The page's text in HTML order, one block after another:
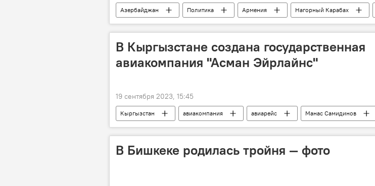
Азербайджан Политика Армения Нагорный Карабах
В Кыргызстане создана государственная
авиакомпания "Асман Эйрлайнс"
19 сентября 2023, 15:45
Кыргызстан авиакомпания авиарейс Манас Самидинов
В Бишкеке родилась тройня — фото